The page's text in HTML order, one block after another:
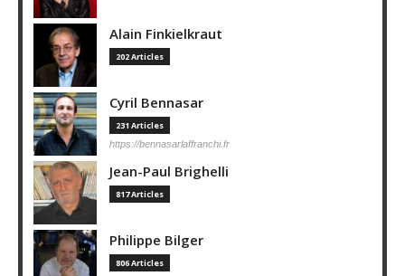
Alain Finkielkraut
202 Articles
Cyril Bennasar
231 Articles
https://bennasarlaffranchi.fr
Jean-Paul Brighelli
817 Articles
Philippe Bilger
806 Articles